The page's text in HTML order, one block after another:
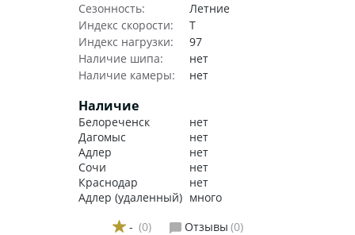
Сезонность:
Летние
Индекс скорости:
T
Индекс нагрузки:
97
Наличие шипа:
нет
Наличие камеры:
нет
Наличие
Белореченск
нет
Дагомыс
нет
Адлер
нет
Сочи
нет
Краснодар
нет
Адлер (удаленный) много
- (0) Отзывы (0)